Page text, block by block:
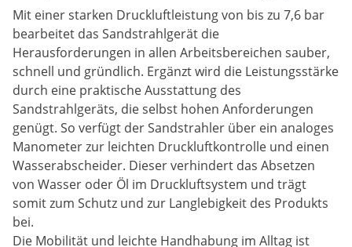
Mit einer starken Druckluftleistung von bis zu 7,6 bar
bearbeitet das Sandstrahlgerät die
Herausforderungen in allen Arbeitsbereichen sauber,
schnell und gründlich. Ergänzt wird die Leistungsstärke
durch eine praktische Ausstattung des
Sandstrahlgeräts, die selbst hohen Anforderungen
genügt. So verfügt der Sandstrahler über ein analoges
Manometer zur leichten Druckluftkontrolle und einen
Wasserabscheider. Dieser verhindert das Absetzen
von Wasser oder Öl im Druckluftsystem und trägt
somit zum Schutz und zur Langlebigkeit des Produkts
bei.
Die Mobilität und leichte Handhabung im Alltag ist